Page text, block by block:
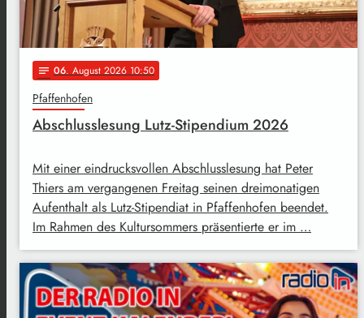
notes 06. August 2026 10:50
Pfaffenhofen
Abschlusslesung Lutz-Stipendium 2026
Mit einer eindrucksvollen Abschlusslesung hat Peter
Thiers am vergangenen Freitag seinen dreimonatigen
Aufenthalt als Lutz-Stipendiat in Pfaffenhofen beendet.
Im Rahmen des Kultursommers präsentierte er im …